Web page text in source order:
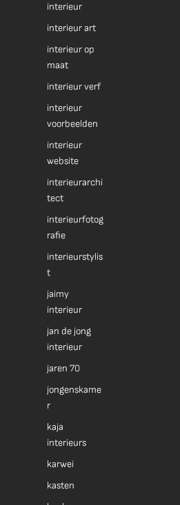
interieur
interieur art
interieur op
maat
interieur verf
interieur
voorbeelden
interieur
website
interieurarchi
tect
interieurfotog
rafie
interieurstylis
t
jaimy
interieur
jan de jong
interieur
jaren 70
jongenskame
r
kaja
interieurs
karwei
kasten